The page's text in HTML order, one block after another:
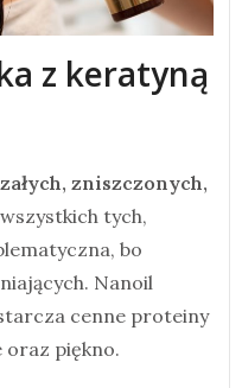
z keratyną
zniszczonych,
tych,
bo
Nanoil
cenne proteiny
oraz piękno.